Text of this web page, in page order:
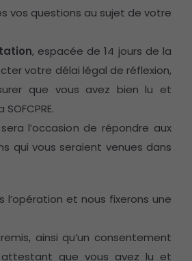
vos questions au sujet de votre
, espacée de 14 jours de la
votre délai légal de réflexion,
que vous avez bien lu et
l’occasion de répondre aux
qui vous seraient venues dans
l’opération et nous fixerons une
ainsi qu’un consentement
que vous avez lu et